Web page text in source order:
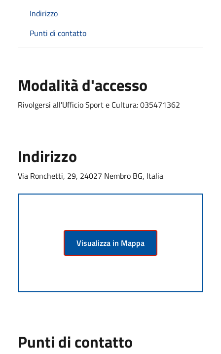
Indirizzo
Punti di contatto
Modalità d'accesso
Rivolgersi all'Ufficio Sport e Cultura: 035471362
Indirizzo
Via Ronchetti, 29, 24027 Nembro BG, Italia
Visualizza in Mappa
Punti di contatto